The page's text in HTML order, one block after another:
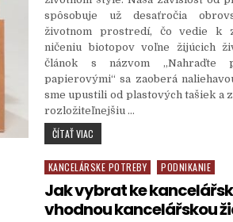
spôsobuje už desaťročia
životnom prostredí, čo vedie k
ničeniu biotopov voľne žijúcich
článok s názvom „Nahraďte
papierovými“ sa zaoberá
sme upustili od plastových tašiek a
rozložiteľnejšiu …
ČÍTAŤ VIACNAHRAĎTE PLASTOVÉ TAŠKY
Posted in
KANCELÁRSKE POTREBY PODNIKANIE
Jak vybrat ke
vhodnou kancelářskou